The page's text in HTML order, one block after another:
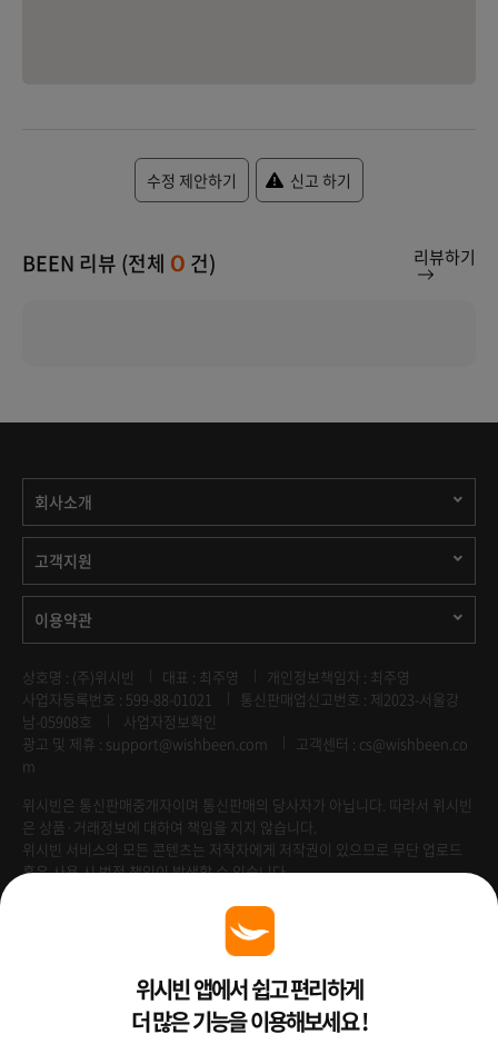
수정 제안하기 신고 하기
BEEN 리뷰 (전체 0 건) 리뷰하기
회사소개
고객지원
이용약관
상호명 : (주)위시빈 대표 : 최주영
개인정보책임자 : 최주영
사업자등록번호 : 599-88-01021
통신판매업신고번호 : 제2023-서울강
남-05908호
사업자정보확인
광고 및 제휴 : support@wishbeen.com
고객센터 : cs@wishbeen.co
m
위시빈은 통신판매중개자이며 통신판매의 당사자가 아닙니다. 따라서 위시빈
은 상품·거래정보에 대하여 책임을 지지 않습니다.
위시빈 서비스의 모든 콘텐츠는 저작자에게 저작권이 있으므로 무단 업로드
혹은 사용 시 법적 책임이 발생할 수 있습니다.
Venture Enterprise위시빈 앱에서 쉽고 편리하게
더 많은 기능을 이용해보세요 !